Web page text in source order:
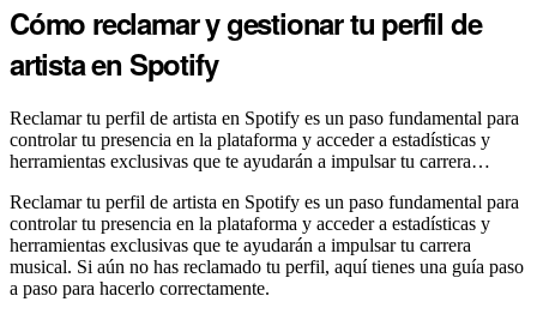
Cómo reclamar y gestionar tu perfil de
artista en Spotify
Reclamar tu perfil de artista en Spotify es un paso fundamental para
controlar tu presencia en la plataforma y acceder a estadísticas y
herramientas exclusivas que te ayudarán a impulsar tu carrera…
Reclamar tu perfil de artista en Spotify es un paso fundamental para
controlar tu presencia en la plataforma y acceder a estadísticas y
herramientas exclusivas que te ayudarán a impulsar tu carrera
musical. Si aún no has reclamado tu perfil, aquí tienes una guía paso
a paso para hacerlo correctamente.